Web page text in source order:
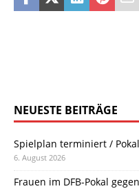
NEUESTE BEITRÄGE
Spielplan terminiert /
6. August 2026
Frauen im DFB-Pokal